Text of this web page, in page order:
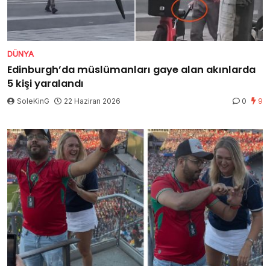
DÜNYA
Edinburgh’da müslümanları gaye alan akınlarda
5 kişi yaralandı
SoleKinG 22 Haziran 2026 0 9